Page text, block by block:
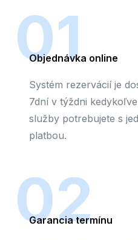
01
Objednávka online
Systém rezervácií je
7dní v týždni
služby potrebujete s
platbou.
02
Garancia termínu